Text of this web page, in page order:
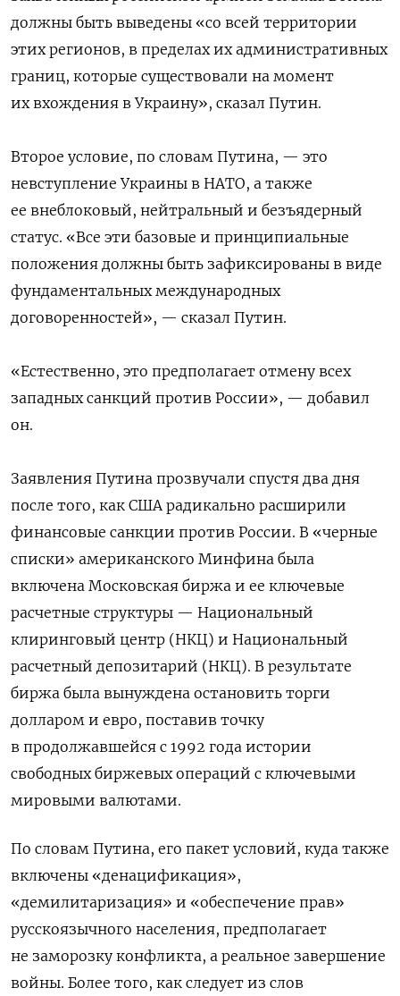
должны быть выведены «со всей территории
этих регионов, в пределах их административных
границ, которые существовали на момент
их вхождения в Украину», сказал Путин.
Второе условие, по словам Путина, — это
невступление Украины в НАТО, а также
ее внеблоковый, нейтральный и безъядерный
статус. «Все эти базовые и принципиальные
положения должны быть зафиксированы в виде
фундаментальных международных
договоренностей», — сказал Путин.
«Естественно, это предполагает отмену всех
западных санкций против России», — добавил
он.
Заявления Путина прозвучали спустя два дня
после того, как США радикально расширили
финансовые санкции против России. В «черные
списки» американского Минфина была
включена Московская биржа и ее ключевые
расчетные структуры — Национальный
клиринговый центр (НКЦ) и Национальный
расчетный депозитарий (НКЦ). В результате
биржа была вынуждена остановить торги
долларом и евро, поставив точку
в продолжавшейся с 1992 года истории
свободных биржевых операций с ключевыми
мировыми валютами.
По словам Путина, его пакет условий, куда также
включены «денацификация»,
«демилитаризация» и «обеспечение прав»
русскоязычного населения, предполагает
не заморозку конфликта, а реальное завершение
войны. Более того, как следует из слов